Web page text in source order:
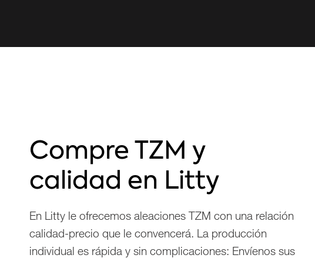
Compre TZM y
calidad en Litty
En Litty le ofrecemos aleaciones TZM con una relación
calidad-precio que le convencerá. La producción
individual es rápida y sin complicaciones: Envíenos sus